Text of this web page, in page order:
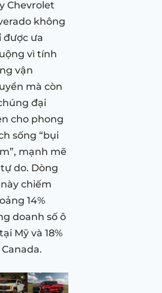
Chevrolet
không
được ưa
vì tính
vận
mà còn
đại
cho phong
sống “bụi
mạnh mẽ
do. Dòng
chiếm
14%
doanh số ô
Mỹ và 18%